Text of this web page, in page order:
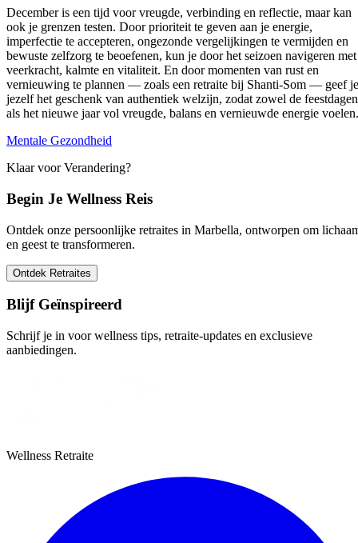
December is een tijd voor vreugde, verbinding en reflectie, maar kan
ook je grenzen testen. Door prioriteit te geven aan je energie,
imperfectie te accepteren, ongezonde vergelijkingen te vermijden en
bewuste zelfzorg te beoefenen, kun je door het seizoen navigeren met
veerkracht, kalmte en vitaliteit. En door momenten van rust en
vernieuwing te plannen — zoals een retraite bij Shanti-Som — geef je
jezelf het geschenk van authentiek welzijn, zodat zowel de feestdagen
als het nieuwe jaar vol vreugde, balans en vernieuwde energie voelen.
Mentale Gezondheid
Klaar voor Verandering?
Begin Je Wellness Reis
Ontdek onze persoonlijke retraites in Marbella, ontworpen om
en geest te transformeren.
Ontdek Retraites
Blijf Geïnspireerd
Schrijf je in voor wellness tips, retraite-updates en exclusieve
aanbiedingen.
Wellness Retraite